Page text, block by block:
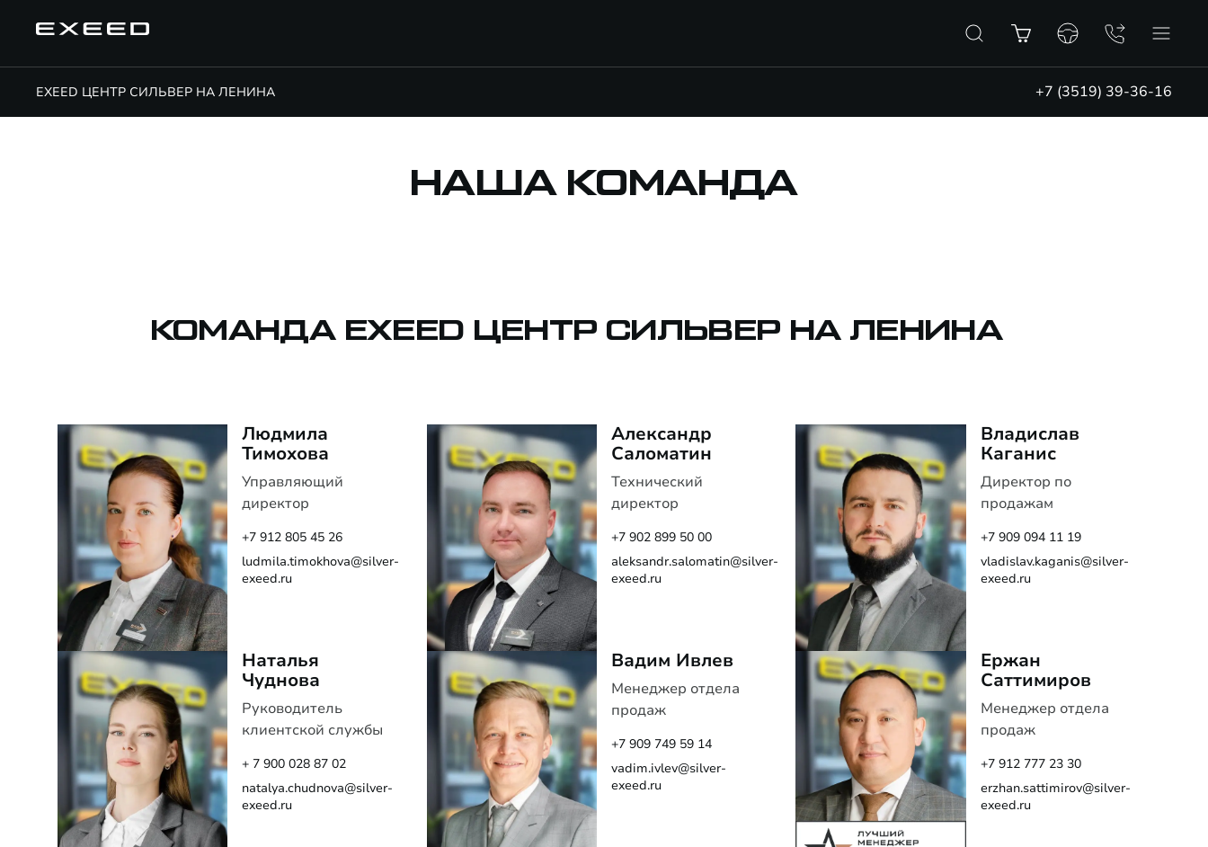
EXEED ЦЕНТР СИЛЬВЕР НА ЛЕНИНА +7 (3519) 39-36-16
НАША КОМАНДА
КОМАНДА EXEED ЦЕНТР СИЛЬВЕР НА ЛЕНИНА
Людмила
Тимохова
Управляющий
директор
+7 912 805 45 26
ludmila.timokhova@silver-
exeed.ru
Александр
Саломатин
Технический
директор
+7 902 899 50 00
aleksandr.salomatin@silver-
exeed.ru
Владислав
Каганис
Директор по
продажам
+7 909 094 11 19
vladislav.kaganis@silver-
exeed.ru
Наталья
Чуднова
Руководитель
клиентской службы
+ 7 900 028 87 02
natalya.chudnova@silver-
exeed.ru
Вадим Ивлев
Менеджер отдела
продаж
+7 909 749 59 14
vadim.ivlev@silver-
exeed.ru
Ержан
Саттимиров
Менеджер отдела
продаж
+7 912 777 23 30
erzhan.sattimirov@silver-
exeed.ru